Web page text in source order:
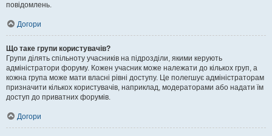
повідомлень.
Догори
Що таке групи користувачів?
Групи ділять спільноту учасників на підрозділи, якими керують
адміністратори форуму. Кожен учасник може належати до кількох груп, а
кожна група може мати власні рівні доступу. Це полегшує адміністраторам
призначити кількох користувачів, наприклад, модераторами або надати їм
доступ до приватних форумів.
Догори